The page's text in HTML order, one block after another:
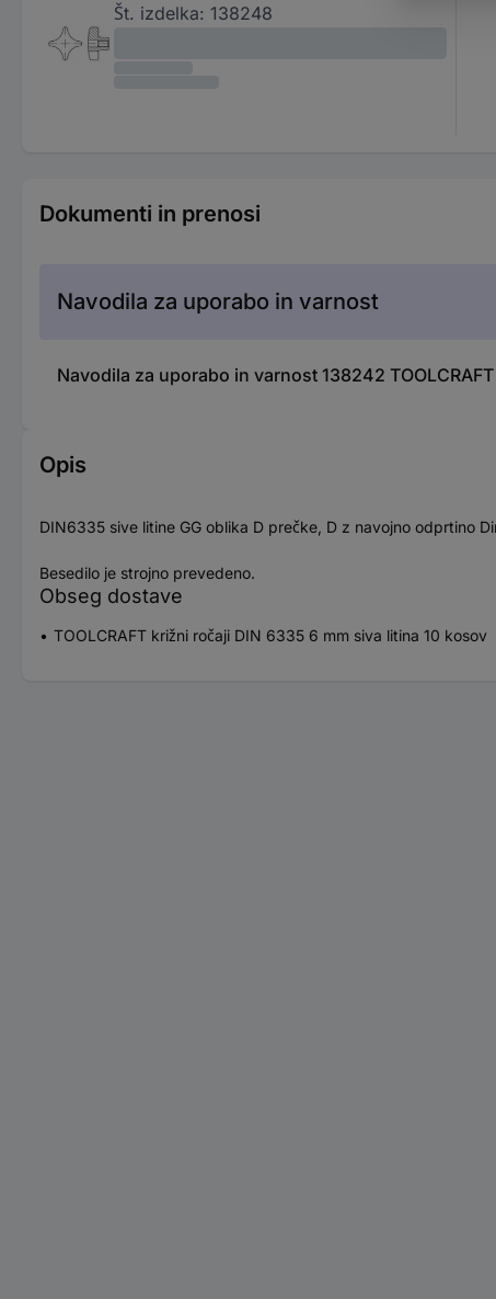
Št. izdelka: 138248
Dokumenti in prenosi
Navodila za uporabo in varnost
Navodila za uporabo in varnost 138242
Opis
DIN6335 sive litine GG oblika D prečke, D z navojno odprtino
Besedilo je strojno prevedeno.
Obseg dostave
TOOLCRAFT križni ročaji DIN 6335 6 mm siva litina 10 kosov